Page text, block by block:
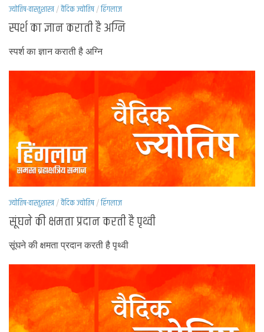
ज्योतिष-वास्तुशास्त्र/वैदिक ज्योतिष/हिंगलाज
स्पर्श का ज्ञान कराती है अग्नि
स्पर्श का ज्ञान कराती है अग्नि
ज्योतिष-वास्तुशास्त्र/वैदिक ज्योतिष/हिंगलाज
सूंघने की क्षमता प्रदान करती है पृथ्वी
सूंघने की क्षमता प्रदान करती है पृथ्वी